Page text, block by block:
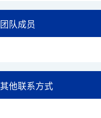
团队成员
其他联系方式